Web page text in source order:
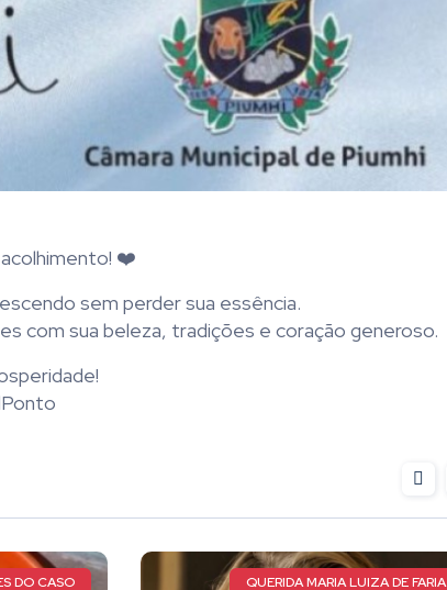
acolhimento! ❤️
sem perder sua essência.
com sua beleza, tradições e coração generoso.
DE FARIA ATLETA TOTAL